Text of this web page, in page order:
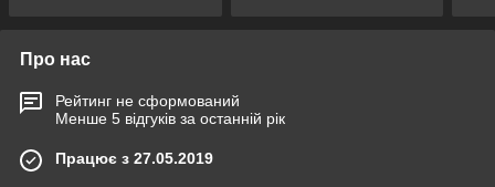
Про нас
Рейтинг не сформований
Менше 5 відгуків за останній рік
Працює з 27.05.2019